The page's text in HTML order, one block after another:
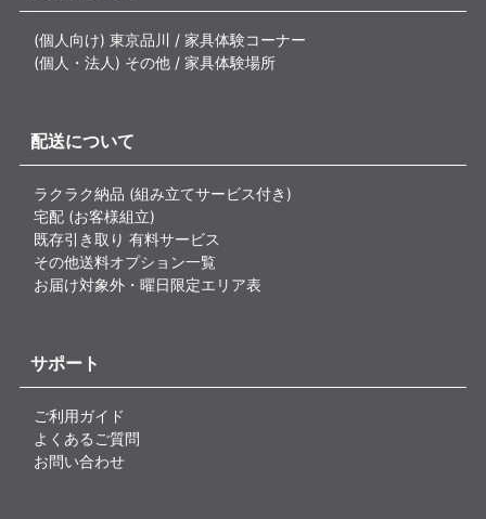
(個人向け) 東京品川 / 家具体験コーナー
(個人・法人) その他 / 家具体験場所
配送について
ラクラク納品 (組み立てサービス付き)
宅配 (お客様組立)
既存引き取り 有料サービス
その他送料オプション一覧
お届け対象外・曜日限定エリア表
サポート
ご利用ガイド
よくあるご質問
お問い合わせ